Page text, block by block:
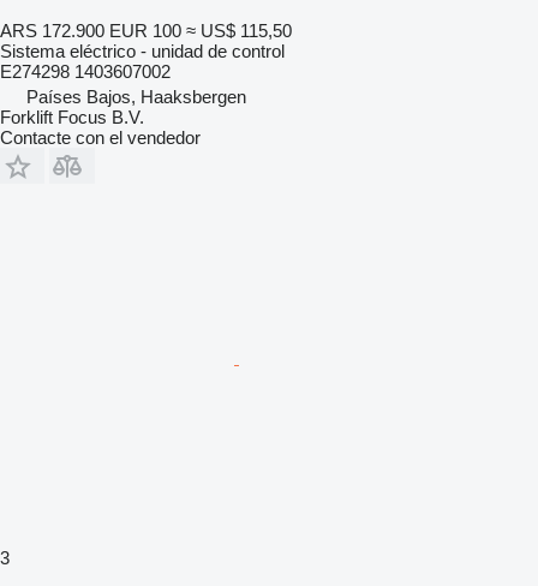
ARS 172.900 EUR 100 ≈ US$ 115,50
Sistema eléctrico - unidad de control
E274298 1403607002
Países Bajos, Haaksbergen
Forklift Focus B.V.
Contacte con el vendedor
3